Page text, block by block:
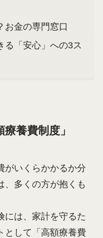
お金の専門窓口
る「安心」への3ス
養費制度」
がいくらかかるか分
多くの方が抱くも
には、家計を守るた
として「高額療養費